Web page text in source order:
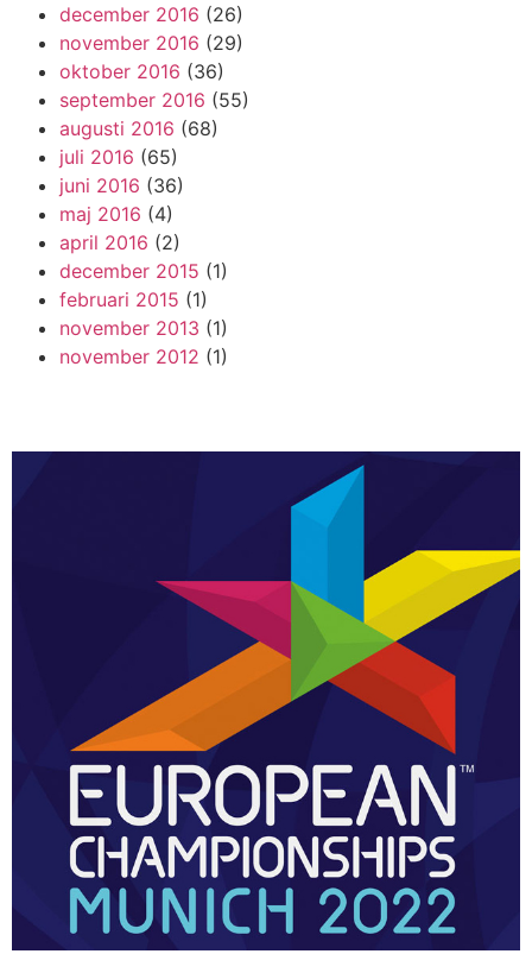
december 2016 (26)
november 2016 (29)
oktober 2016 (36)
september 2016 (55)
augusti 2016 (68)
juli 2016 (65)
juni 2016 (36)
maj 2016 (4)
april 2016 (2)
december 2015 (1)
februari 2015 (1)
november 2013 (1)
november 2012 (1)